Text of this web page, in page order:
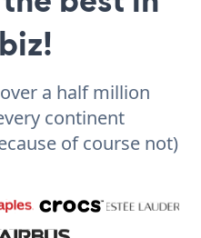
a half million
continent
of course not)